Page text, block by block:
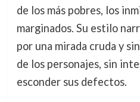
de los más pobres, los
marginados. Su estilo
por una mirada cruda y
de los personajes, sin
esconder sus defectos.